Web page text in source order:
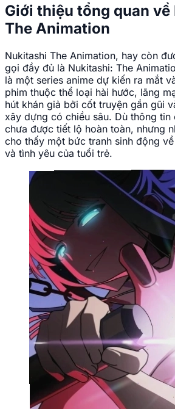
Giới thiệu tổng quan
The Animation
Nukitashi The Animation, hay còn
gọi đầy đủ là Nukitashi: The
là một series anime dự kiến ra mắt
phim thuộc thể loại hài hước, lãng
hút khán giả bởi cốt truyện gần gũi
xây dựng có chiều sâu. Dù thông
chưa được tiết lộ hoàn toàn, nhưng
cho thấy một bức tranh sinh động
và tình yêu của tuổi trẻ.